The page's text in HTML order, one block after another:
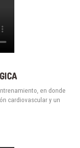
en donde
cardiovascular y un